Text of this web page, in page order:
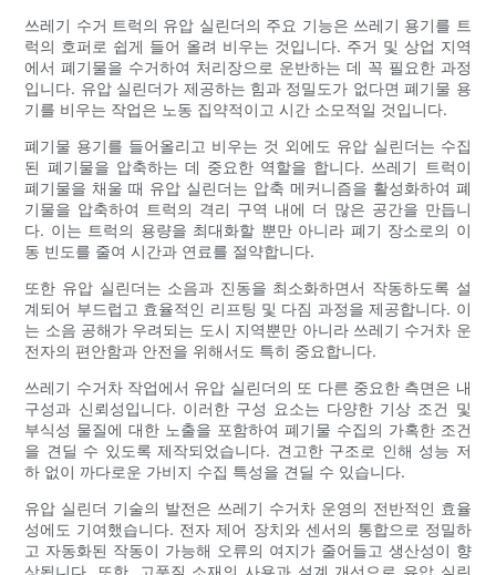
쓰레기 수거 트럭의 유압 실린더의 주요 기능은 쓰레기 용기를 트
럭의 호퍼로 쉽게 들어 올려 비우는 것입니다. 주거 및 상업 지역
에서 폐기물을 수거하여 처리장으로 운반하는 데 꼭 필요한 과정
입니다. 유압 실린더가 제공하는 힘과 정밀도가 없다면 폐기물 용
기를 비우는 작업은 노동 집약적이고 시간 소모적일 것입니다.
폐기물 용기를 들어올리고 비우는 것 외에도 유압 실린더는 수집
된 폐기물을 압축하는 데 중요한 역할을 합니다. 쓰레기 트럭이
폐기물을 채울 때 유압 실린더는 압축 메커니즘을 활성화하여 폐
기물을 압축하여 트럭의 격리 구역 내에 더 많은 공간을 만듭니
다. 이는 트럭의 용량을 최대화할 뿐만 아니라 폐기 장소로의 이
동 빈도를 줄여 시간과 연료를 절약합니다.
또한 유압 실린더는 소음과 진동을 최소화하면서 작동하도록 설
계되어 부드럽고 효율적인 리프팅 및 다짐 과정을 제공합니다. 이
는 소음 공해가 우려되는 도시 지역뿐만 아니라 쓰레기 수거차 운
전자의 편안함과 안전을 위해서도 특히 중요합니다.
쓰레기 수거차 작업에서 유압 실린더의 또 다른 중요한 측면은 내
구성과 신뢰성입니다. 이러한 구성 요소는 다양한 기상 조건 및
부식성 물질에 대한 노출을 포함하여 폐기물 수집의 가혹한 조건
을 견딜 수 있도록 제작되었습니다. 견고한 구조로 인해 성능 저
하 없이 까다로운 가비지 수집 특성을 견딜 수 있습니다.
유압 실린더 기술의 발전은 쓰레기 수거차 운영의 전반적인 효율
성에도 기여했습니다. 전자 제어 장치와 센서의 통합으로 정밀하
고 자동화된 작동이 가능해 오류의 여지가 줄어들고 생산성이 향